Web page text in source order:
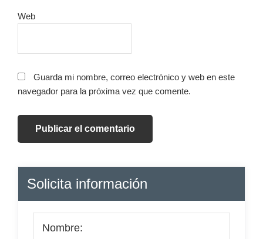
Web
Guarda mi nombre, correo electrónico y web en este
navegador para la próxima vez que comente.
Barra
lateral
principal
Solicita información